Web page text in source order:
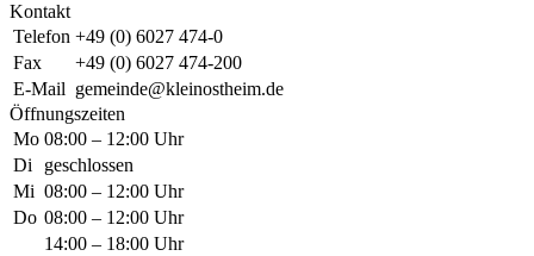
Kontakt
Telefon +49 (0) 6027 474-0
Fax
+49 (0) 6027 474-200
E-Mail gemeinde@kleinostheim.de
Öffnungszeiten
Mo 08:00 – 12:00 Uhr
Di
geschlossen
Mi 08:00 – 12:00 Uhr
Do 08:00 – 12:00 Uhr
14:00 – 18:00 Uhr